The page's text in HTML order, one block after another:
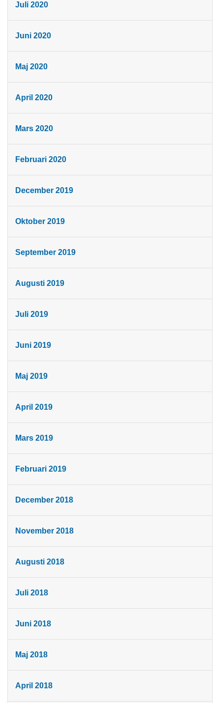
Juli 2020
Juni 2020
Maj 2020
April 2020
Mars 2020
Februari 2020
December 2019
Oktober 2019
September 2019
Augusti 2019
Juli 2019
Juni 2019
Maj 2019
April 2019
Mars 2019
Februari 2019
December 2018
November 2018
Augusti 2018
Juli 2018
Juni 2018
Maj 2018
April 2018